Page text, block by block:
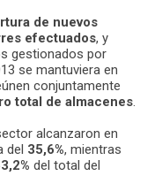
de nuevos
efectuados, y
gestionados por
se mantuviera en
conjuntamente
total de almacenes.
alcanzaron en
del 35,6%, mientras
del total del